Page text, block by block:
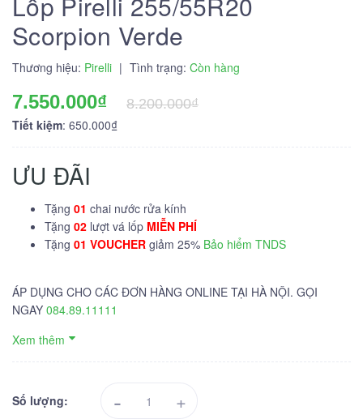
Scorpion Verde
Thương hiệu: Pirelli | Tình trạng: Còn hàng
7.550.000₫
8.200.000₫
Tiết kiệm: 650.000₫
ƯU ĐÃI
Tặng 01 chai nước rửa kính
Tặng 02 lượt vá lốp MIỄN PHÍ
Tặng 01 VOUCHER giảm 25% Bảo hiểm TNDS
ÁP DỤNG CHO CÁC ĐƠN HÀNG ONLINE TẠI HÀ NỘI. GỌI
NGAY 084.89.11111
Xem thêm
Số lượng: - +